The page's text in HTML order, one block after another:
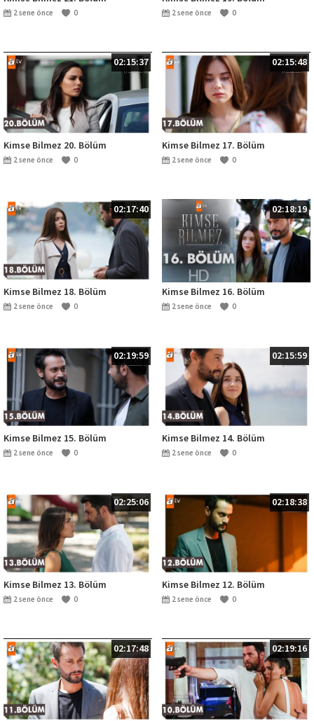
2 sene önce 0 2 sene önce 0
02:15:37
Kimse Bilmez 20. Bölüm
2 sene önce 0
02:15:48
Kimse Bilmez 17. Bölüm
2 sene önce 0
02:17:40
Kimse Bilmez 18. Bölüm
2 sene önce 0
02:18:19
Kimse Bilmez 16. Bölüm
2 sene önce 0
02:19:59
Kimse Bilmez 15. Bölüm
2 sene önce 0
02:15:59
Kimse Bilmez 14. Bölüm
2 sene önce 0
02:25:06
Kimse Bilmez 13. Bölüm
2 sene önce 0
02:18:38
Kimse Bilmez 12. Bölüm
2 sene önce 0
02:17:48 02:19:16